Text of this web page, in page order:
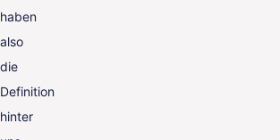
haben
also
die
Definition
hinter